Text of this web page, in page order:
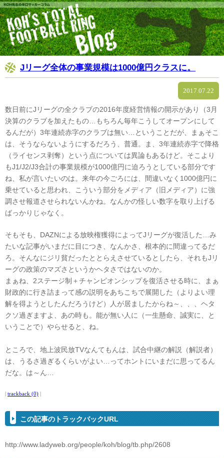
Jリーグ全体の事業規模は1000億円クラスに。
2017.07.22
数日前にJリーグの全クラブの2016年度経営情報の開示があり（3月
決算のクラブを加えたもの…もちろん毎年こうしてオープンにして
るんだが）3年連続赤字のクラブは無い…ということだが、まぁそこ
は、そうならないようにするだろう、普通。ま、3年連続赤字で降格
（ライセンス剥奪）という点については異論もあるけど。そこより
もJ1/J2/J3合計の事業規模が1000億円に迫ろうとしている部分です
ね、私が言いたいのは。来年の今ごろには、間違いなく1000億円に
乗せていると思われ、こういう部分をメディア（旧メディア）に強
調させ報道させられないんかね。なんかの怪しい数字を取り上げる
ばっかりじゃなく。
そもそも、DAZNによる放映権獲得によってJリーグが復活した…み
たいな記事がいまだに目につき、なんかさ、根本的に間違ってるだ
ろ。そんなにジリ貧だったととらえさせているとしたら、それもJリ
ーグの政策のマズさというかヘタさではないのか。
まぁね、2ステージ制＋チャンピオンシップを復活させる時に、まぁ
財政的に行き詰まって感の説明をあちこちで展開した（よりよい理
解を得ようとしたんだろうけど）人が居ましたからね～、、、ヘタ
クソ過ぎますよ、あの時も。能が無い人に（一生懸命、誠実に、と
いうことで）やらせると、ね。
ところで、地上波民放TVなんてもんは、試合中継の解説（解説者）
は、うるさ過ぎるくらいがよい…ってホントにいまだに思ってるん
だな。は～ん…
| trackback (0) |
この記事のトラックバックURL
http://www.ladyweb.org/people/koh/blog/tb.php/2608